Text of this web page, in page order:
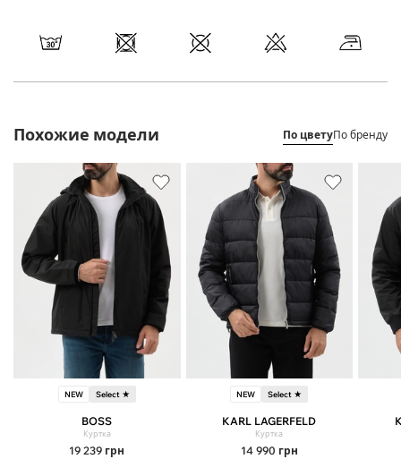
Похожие модели По цветуПо бренду
NEW Select ★
BOSS
Куртка
19 239 грн
NEW Select ★
KARL LAGERFELD
Куртка
14 990 грн